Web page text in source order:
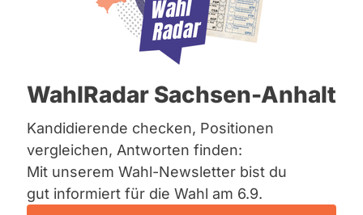
Bremen
Hamburg
Mecklenburg-Vorpommern
Nordrhein-Westfalen
Saarland
Sachsen
Sachsen-Anhalt
Sachsen-Anhalt
Schleswig-Holstein
Thüringen
WahlRadar Sachsen-Anhalt
Kandidierende checken, Positionen
vergleichen, Antworten finden:
Mit unserem Wahl-Newsletter bist du
gut informiert für die Wahl am 6.9.
04.05.2026
Welche konkreten Gründe sprechen
gegen die Einführung einer
Bürgerversicherung?
Die Privilegien der Beamtenschaft werden
u.a. mit der besonderen Treue begründet,
die diese ihrem Arbeitgeber = der Staat